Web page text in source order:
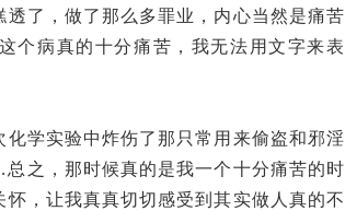
了，做了那么多罪业，内心当然是痛苦
个病真的十分痛苦，我无法用文字来表
学实验中炸伤了那只常用来偷盗和邪淫
之，那时候真的是我一个十分痛苦的时
，让我真真切切感受到其实做人真的不